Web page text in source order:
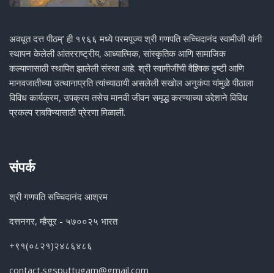
अवधूत दत्त पीठम्’ ही १९६६ मध्ये परमपूज्य श्री गणपति सच्चिदानंद स्वामीजी यांनी
स्थापन केलेली आंतरराष्ट्रीय, आध्यात्मिक, सांस्कृतिक आणि सामाजिक
कल्याणासाठी स्थापित झालेली संस्था आहे. श्री स्वामीजींची वैश्र्विक दृष्टी आणि
मानवजातीच्या उत्थानाप्रति त्यांच्याठायी असलेली सखोल अनुकंपा यांमुळे पीठाला
विविध कार्यक्रम, उपक्रम तसेच मानवी जीवन समृद्ध करण्याच्या उद्देशाने विविध
प्रकल्प राबविण्यासाठी प्रेरणा मिळाली.
संपर्क
श्री गणपति सच्चिदानंद आश्रम
दत्तनगर, म्हैसूर - ५७००२५ भारत
+९१(०८२१)२४८६४८६
contact.sgsputtugam@gmail.com